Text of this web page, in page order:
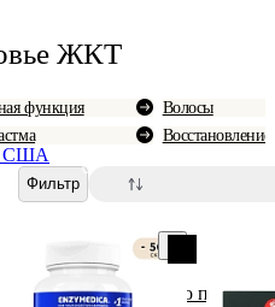
ЖКТ
функция
Волосы
США
Фильтр
0
По